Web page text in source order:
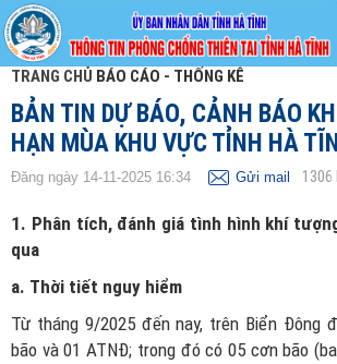
TRANG CHỦ BÁO CÁO - THỐNG KÊ
BẢN TIN DỰ BÁO, CẢNH BÁO
HẠN MÙA KHU VỰC TỈNH HÀ
Đăng ngày 14-11-2025 16:34 Gửi mail 1306
1. Phân tích, đánh giá tình hình khí
qua
a. Thời tiết nguy hiểm
Từ tháng 9/2025 đến nay, trên Biển Đông
bão và 01 ATNĐ; trong đó có 05 cơn bão